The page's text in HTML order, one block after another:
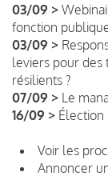
03/09 >
fonction
03/09 >
leviers pour des
résilients ?
07/09 > Le
16/09 > Élection
Voir les
Annoncer